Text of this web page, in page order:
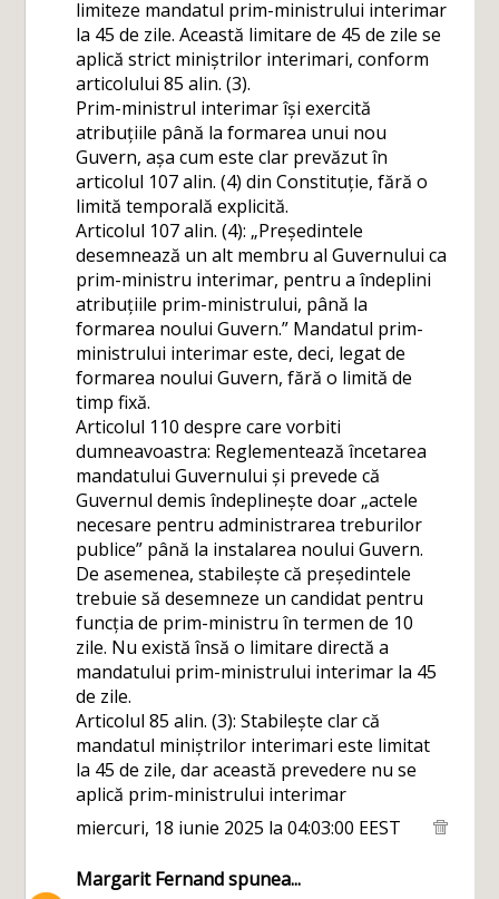
limiteze mandatul prim-ministrului interimar
la 45 de zile. Această limitare de 45 de zile se
aplică strict miniștrilor interimari, conform
articolului 85 alin. (3).
Prim-ministrul interimar își exercită
atribuțiile până la formarea unui nou
Guvern, așa cum este clar prevăzut în
articolul 107 alin. (4) din Constituție, fără o
limită temporală explicită.
Articolul 107 alin. (4): „Președintele
desemnează un alt membru al Guvernului ca
prim-ministru interimar, pentru a îndeplini
atribuțiile prim-ministrului, până la
formarea noului Guvern.” Mandatul prim-
ministrului interimar este, deci, legat de
formarea noului Guvern, fără o limită de
timp fixă.
Articolul 110 despre care vorbiti
dumneavoastra: Reglementează încetarea
mandatului Guvernului și prevede că
Guvernul demis îndeplinește doar „actele
necesare pentru administrarea treburilor
publice” până la instalarea noului Guvern.
De asemenea, stabilește că președintele
trebuie să desemneze un candidat pentru
funcția de prim-ministru în termen de 10
zile. Nu există însă o limitare directă a
mandatului prim-ministrului interimar la 45
de zile.
Articolul 85 alin. (3): Stabilește clar că
mandatul miniștrilor interimari este limitat
la 45 de zile, dar această prevedere nu se
aplică prim-ministrului interimar
miercuri, 18 iunie 2025 la 04:03:00 EEST
Margarit Fernandspunea...